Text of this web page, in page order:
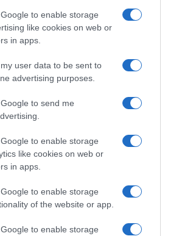
to enable storage
like cookies on web or
in apps.
user data to be sent to
advertising purposes.
to send me
to enable storage
like cookies on web or
in apps.
to enable storage
of the website or app.
to enable storage
ΣΧΟΛΙΑ